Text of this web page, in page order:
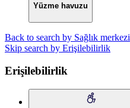
Yüzme havuzu
Back to search by Sağlık merkezi
Skip search by Erişilebilirlik
Erişilebilirlik